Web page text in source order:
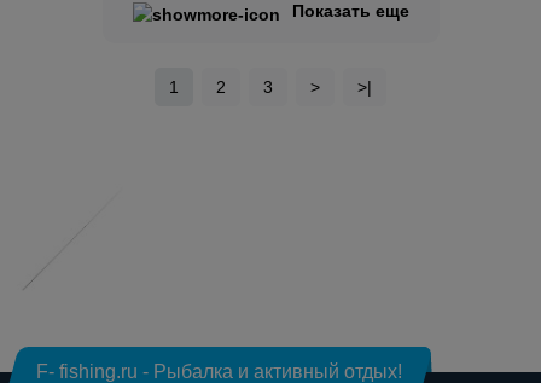
Показать еще
1 2 3 > >|
F- fishing.ru - Рыбалка и активный отдых!